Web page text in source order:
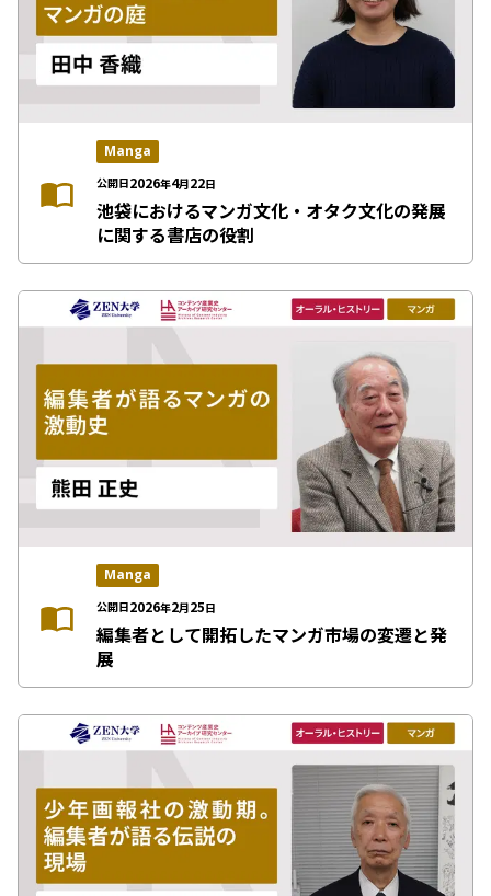
Manga
公開日2026年4月22日
池袋におけるマンガ文化・オタク文化の発展
に関する書店の役割
Manga
公開日2026年2月25日
編集者として開拓したマンガ市場の変遷と発
展